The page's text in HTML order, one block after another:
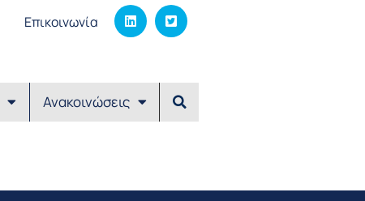
Επικοινωνία
Ανακοινώσεις